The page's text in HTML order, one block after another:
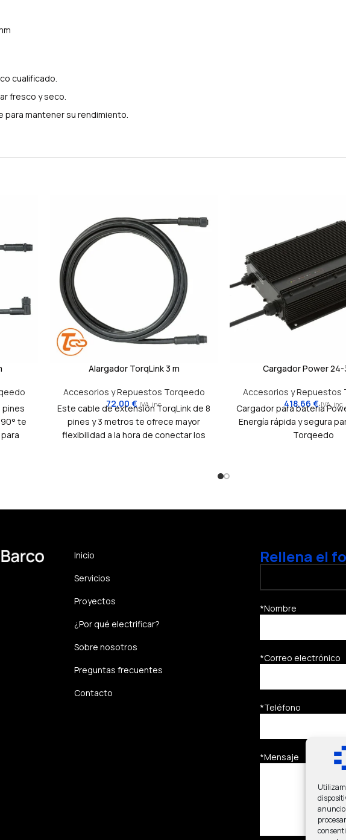
cualificado.
fresco y seco.
mantener su rendimiento.
pines
te
Alargador TorqLink 3 m
Accesorios y Repuestos Torqeedo
72,00 € IVA. inc
Este cable de extensión TorqLink de 8
pines y 3 metros te ofrece mayor
flexibilidad a la hora de conectar los
Cargador Power
Accesorios y Repuestos
418,66 € IVA. inc
Cargador para batería
Energía rápida y segura
Torqeedo
Inicio
Servicios
Proyectos
¿Por qué electrificar?
Sobre nosotros
Preguntas frecuentes
Contacto
Rellena el
*Nombre
*Correo electrónico
*Teléfono
*Mensaje